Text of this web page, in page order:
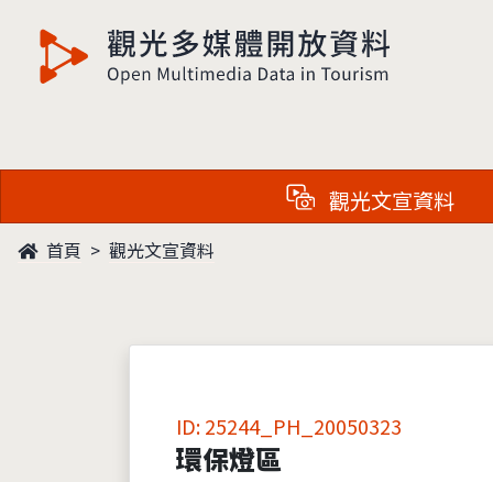
觀光多媒體開放資料
觀光文宣資料
首頁 觀光文宣資料
ID: 25244_PH_20050323
環保燈區